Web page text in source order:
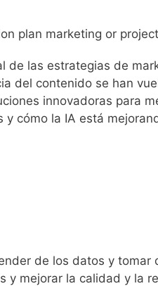
las estrategias de
del contenido se han
innovadoras para
cómo la IA está
de los datos y
mejorar la calidad y la